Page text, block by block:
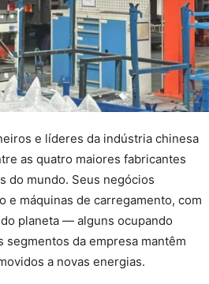
e líderes da indústria chinesa
as quatro maiores fabricantes
do mundo. Seus negócios
e máquinas de carregamento, com
planeta — alguns ocupando
da empresa mantêm
a novas energias.